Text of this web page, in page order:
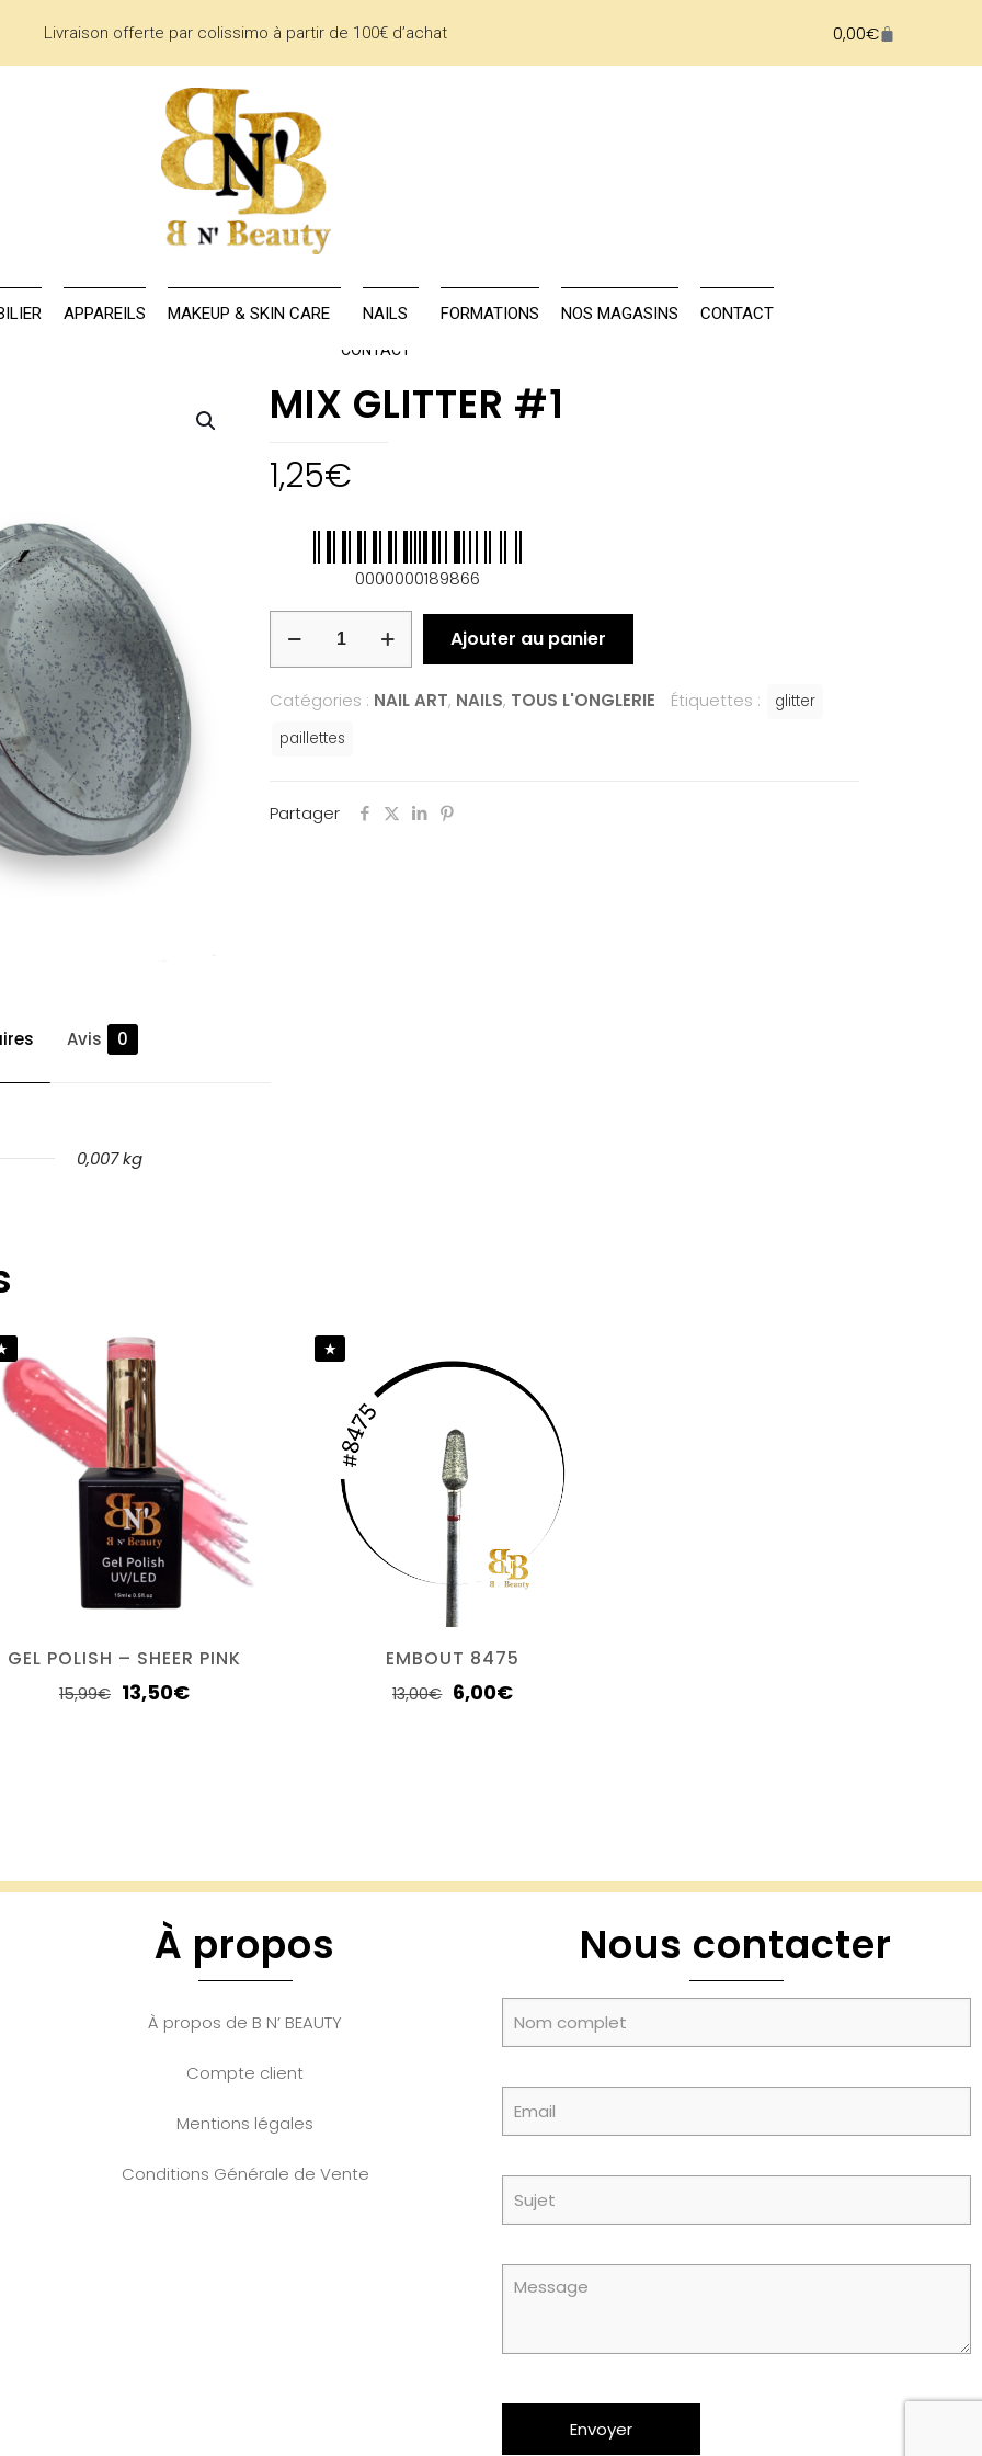
Livraison offerte par colissimo à partir de 100€ d’achat 0,00€
CONTACT
APPAREILS MAKEUP & SKIN CARE NAILS FORMATIONS NOS MAGASINS CONTACT
MIX GLITTER #1
1,25€
0000000189866
Ajouter au panier
Catégories : NAIL ART, NAILS, TOUS L'ONGLERIE Étiquettes :
glitter
paillettes
Partager
Avis 0
0,007 kg
publier un avis.
GEL POLISH – SHEER PINK
15,99€ 13,50€
EMBOUT 8475
13,00€ 6,00€
À propos
À propos de B N’ BEAUTY
Compte client
Mentions légales
Conditions Générale de Vente
Nous contacter